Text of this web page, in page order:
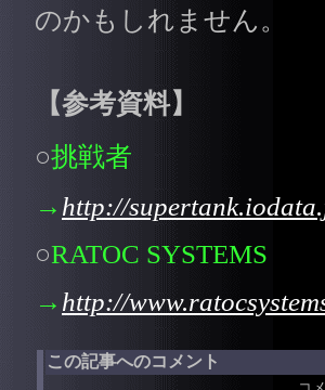
のかもしれません。
【参考資料】
○挑戦者
→ http://
○RATOC SYSTEMS
→ http://
この記事へのコメント